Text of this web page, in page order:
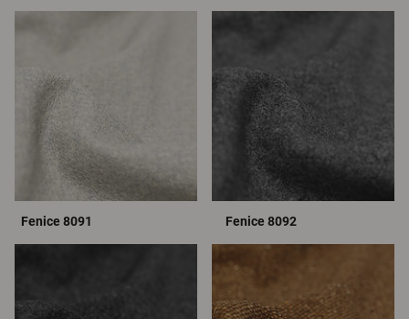
Fenice 8091 Fenice 8092